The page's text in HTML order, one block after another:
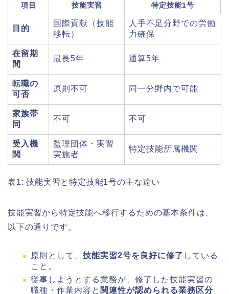
項目 技能実習 特定技能1号
目的
国際貢献（技能
移転）
人手不足分野での労働
力確保
在留期
間
最長5年 通算5年
転職の
可否
原則不可 同一分野内で可能
家族帯
同
不可 不可
受入機
関
監理団体・実習
実施者
特定技能所属機関
表1: 技能実習と特定技能1号の主な違い
技能実習から特定技能へ移行するための基本条件は、
以下の通りです。
原則として、 技能実習2号を良好に修了 している
こと。
従事しようとする業務が、修了した技能実習の
職種・作業内容と 関連性が認められる業務区分